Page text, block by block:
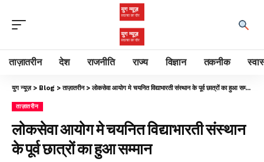
ताज़ातरीन देश राजनीति राज्य विज्ञान तकनीक
युग न्यूज़> Blog >ताज़ातरीन>लोकसेवा आयोग मे चयनित विद्याभारती संस्थान के पूर्व छात्रों का हुआ सम्मान
ताज़ातरीन
लोकसेवा आयोग मे चयनित विद्याभारती संस्थान
के पूर्व छात्रों का हुआ सम्मान